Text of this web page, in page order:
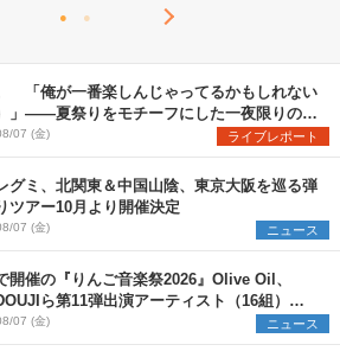
「俺が一番楽しんじゃってるかもしれない
」――夏祭りをモチーフにした一夜限りのス
ルライブ『色祭』レポート
07 (金) ライブレポート
グミ、北関東＆中国山陰、東京大阪を巡る弾
ツアー10月より開催決定
07 (金) ニュース
開催の『りんご音楽祭2026』Olive Oil、
ら第11弾出演アーティスト（16組）を
07 (金) ニュース